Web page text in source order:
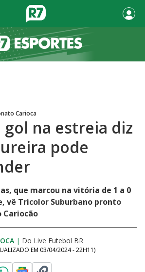
Carioca
na estreia diz
pode
que marcou na vitória de 1 a 0
vê Tricolor Suburbano pronto
Cariocão
| Do Live Futebol BR
EM 03/04/2024 - 22H11)